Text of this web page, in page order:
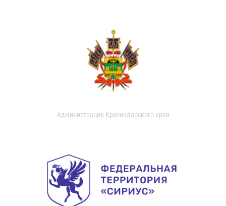
Администрация Краснодарского края